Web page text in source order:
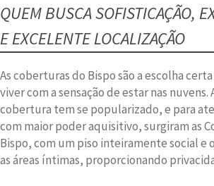
QUEM BUSCA SOFISTICAÇÃO,
E EXCELENTE LOCALIZAÇÃO
As coberturas do Bispo são a escolha
viver com a sensação de estar nas
cobertura tem se popularizado, e para
com maior poder aquisitivo, surgiram as
Bispo, com um piso inteiramente social e
as áreas íntimas, proporcionando